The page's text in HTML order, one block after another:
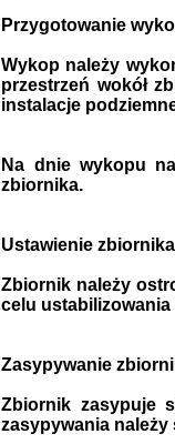
Przygotowanie
Wykop należy
przestrzeń wokół
instalacje
Na dnie wykopu
zbiornika.
Ustawienie zbiornika
Zbiornik należy
celu
Zasypywanie
Zbiornik zasypuje
zasypywania